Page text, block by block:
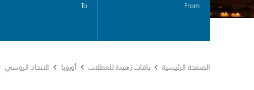
From
To
الصفحة الرئيسية باقات زهيدة للعطلات أوروبا الاتحاد الروسي